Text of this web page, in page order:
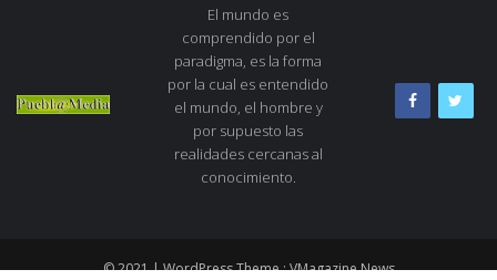
El mundo es
comprendido por el
paradigma, es la forma
por la cual es entendido
el mundo, el hombre y
por supuesto las
realidades cercanas al
conocimiento.
© 2021 | WordPress Theme :VMagazine News